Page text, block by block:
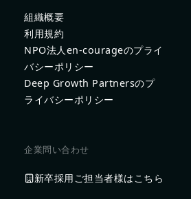
組織概要
利用規約
NPO法人en-courageのプライ
バシーポリシー
Deep Growth Partnersのプ
ライバシーポリシー
企業問い合わせ
新卒採用ご担当者様はこちら